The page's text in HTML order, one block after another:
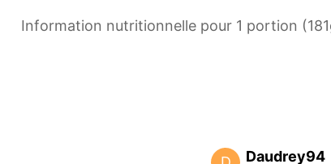
Information nutritionnelle pour 1 portion
Daudrey94